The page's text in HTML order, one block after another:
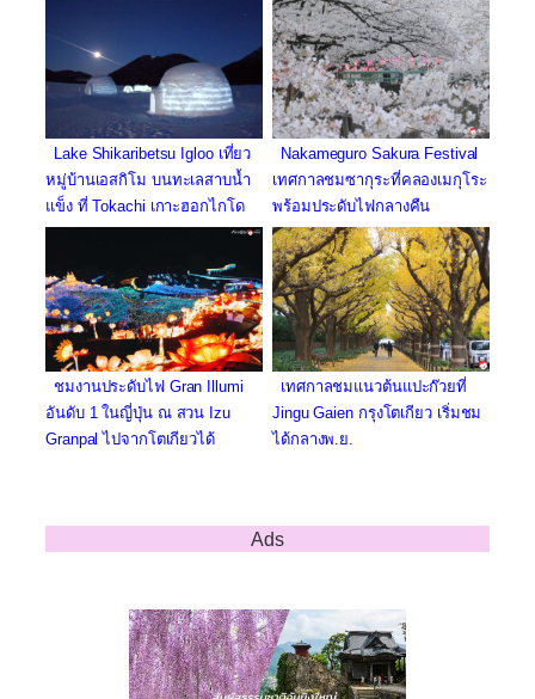
Lake Shikaribetsu Igloo เที่ยว
หมู่บ้านเอสกิโม บนทะเลสาบน้ำ
แข็ง ที่ Tokachi เกาะฮอกไกโด
Nakameguro Sakura Festival
เทศกาลชมซากุระที่คลองเมกุโระ
พร้อมประดับไฟกลางคืน
ชมงานประดับไฟ Gran Illumi
อันดับ 1 ในญี่ปุ่น ณ สวน Izu
Granpal ไปจากโตเกียวได้
เทศกาลชมแนวต้นแปะก๊วยที่
Jingu Gaien กรุงโตเกียว เริ่มชม
ได้กลางพ.ย.
Ads